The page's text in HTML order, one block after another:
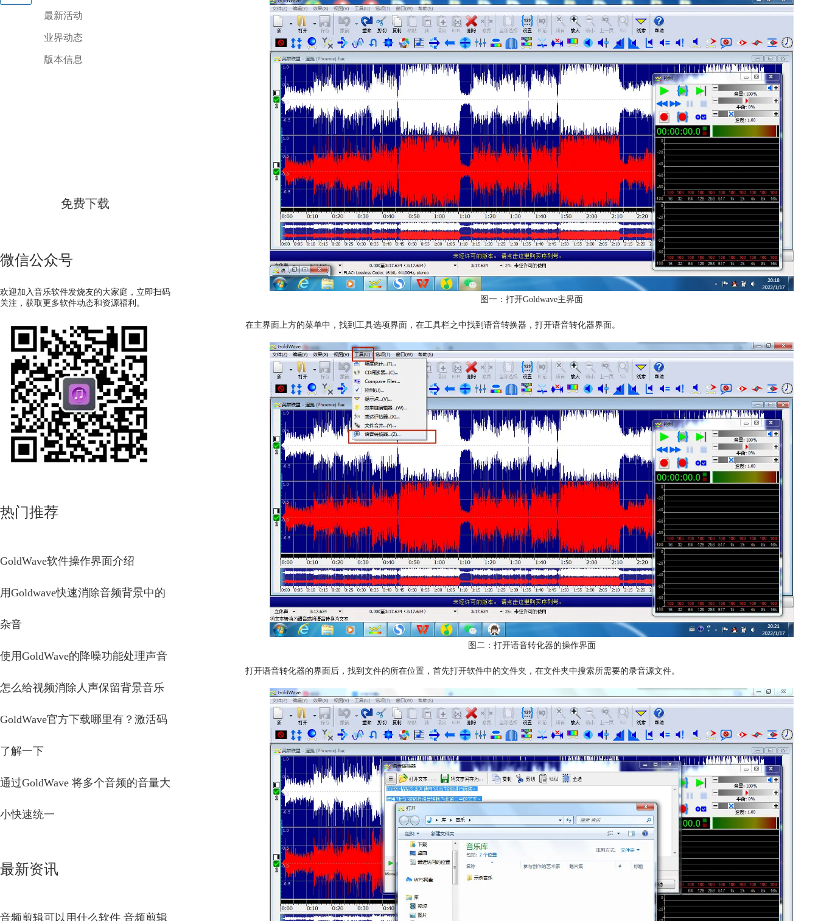
最新活动
业界动态
版本信息
免费下载
微信公众号
欢迎加入音乐软件发烧友的大家庭，立即扫码
关注，获取更多软件动态和资源福利。
热门推荐
GoldWave软件操作界面介绍
用Goldwave快速消除音频背景中的
杂音
使用GoldWave的降噪功能处理声音
怎么给视频消除人声保留背景音乐
GoldWave官方下载哪里有？激活码
了解一下
通过GoldWave 将多个音频的音量大
小快速统一
最新资讯
音频剪辑可以用什么软件 音频剪辑
图一：打开Goldwave主界面
在主界面上方的菜单中，找到工具选项界面，在工具栏之中找到语音转换器，打开语音转化器界面。
图二：打开语音转化器的操作界面
打开语音转化器的界面后，找到文件的所在位置，首先打开软件中的文件夹，在文件夹中搜索所需要的录音源文件。